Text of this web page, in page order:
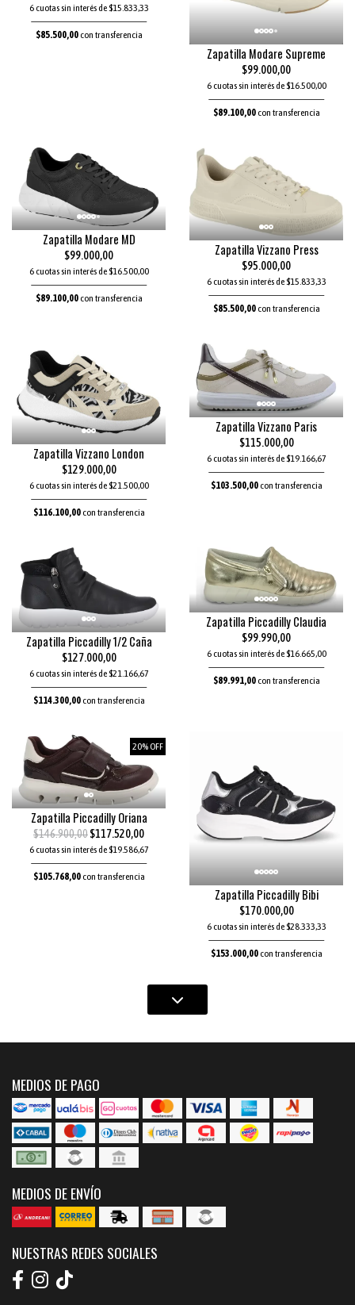
6 cuotas sin interés de $15.833,33
$85.500,00con transferencia
Zapatilla Modare Supreme
$99.000,00
6 cuotas sin interés de $16.500,00
$89.100,00con transferencia
Zapatilla Modare MD
$99.000,00
6 cuotas sin interés de $16.500,00
$89.100,00con transferencia
Zapatilla Vizzano Press
$95.000,00
6 cuotas sin interés de $15.833,33
$85.500,00con transferencia
Zapatilla Vizzano London
$129.000,00
6 cuotas sin interés de $21.500,00
$116.100,00con transferencia
Zapatilla Vizzano Paris
$115.000,00
6 cuotas sin interés de $19.166,67
$103.500,00con transferencia
Zapatilla Piccadilly 1/2 Caña
$127.000,00
6 cuotas sin interés de $21.166,67
$114.300,00con transferencia
Zapatilla Piccadilly Claudia
$99.990,00
6 cuotas sin interés de $16.665,00
$89.991,00con transferencia
20% OFF
Zapatilla Piccadilly Oriana
$146.900,00$117.520,00
6 cuotas sin interés de $19.586,67
$105.768,00con transferencia
Zapatilla Piccadilly Bibi
$170.000,00
6 cuotas sin interés de $28.333,33
$153.000,00con transferencia
MEDIOS DE PAGO
MEDIOS DE ENVÍO
NUESTRAS REDES SOCIALES